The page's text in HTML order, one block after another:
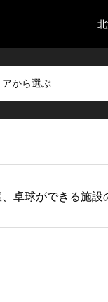
アから選ぶ
卓球ができる施設